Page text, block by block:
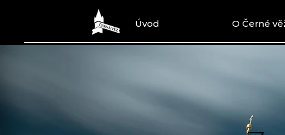
Úvod O Černé